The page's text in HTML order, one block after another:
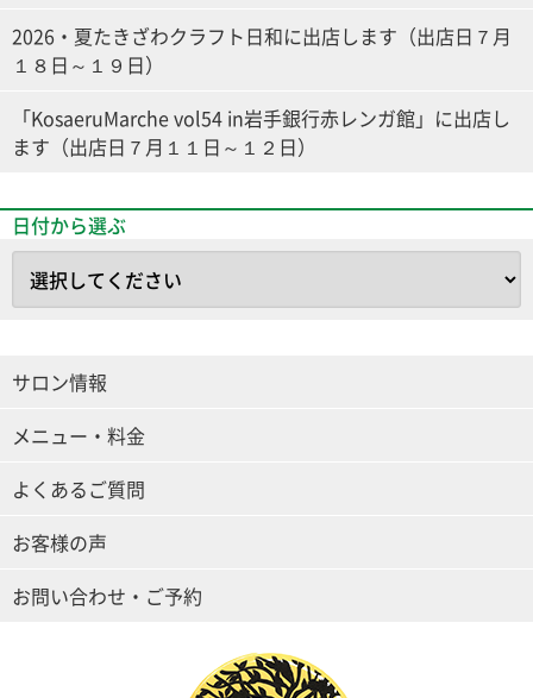
2026・夏たきざわクラフト日和に出店します（出店日７月
１８日～１９日）
「KosaeruMarche vol54 in岩手銀行赤レンガ館」に出店し
ます（出店日７月１１日～１２日）
日付から選ぶ
サロン情報
メニュー・料金
よくあるご質問
お客様の声
お問い合わせ・ご予約